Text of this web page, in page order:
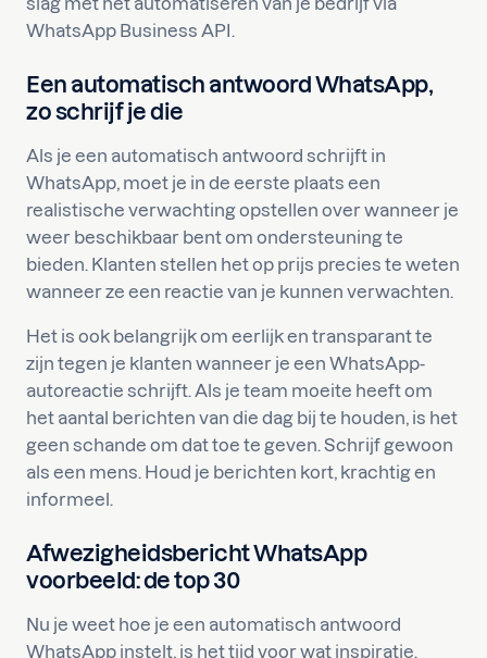
WhatsApp Business API.
Een automatisch antwoord WhatsApp,
zo schrijf je die
Als je een automatisch antwoord schrijft in
WhatsApp, moet je in de eerste plaats een
realistische verwachting opstellen over wanneer je
weer beschikbaar bent om ondersteuning te
bieden. Klanten stellen het op prijs precies te weten
wanneer ze een reactie van je kunnen verwachten.
Het is ook belangrijk om eerlijk en transparant te
zijn tegen je klanten wanneer je een WhatsApp-
autoreactie schrijft. Als je team moeite heeft om
het aantal berichten van die dag bij te houden, is het
geen schande om dat toe te geven. Schrijf gewoon
als een mens. Houd je berichten kort, krachtig en
informeel.
Afwezigheidsbericht WhatsApp
voorbeeld: de top 30
Nu je weet hoe je een automatisch antwoord
WhatsApp instelt, is het tijd voor wat inspiratie.